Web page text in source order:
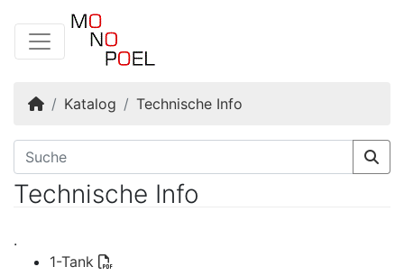
Startseite
Katalog Technische Info
Technische Info
.
1-Tank